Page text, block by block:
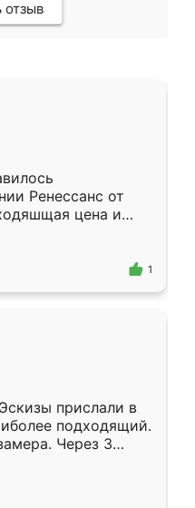
отзыв
Ренессанс от
цена и
Приехавший
самый
1
прислали в
подходящий.
Через 3
Остались
Ренессанс
работу!